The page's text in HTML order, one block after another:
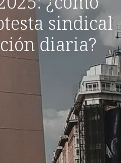
sindical
diaria?